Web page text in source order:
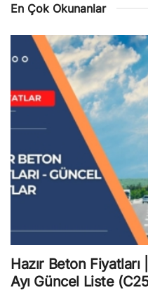
En Çok Okunanlar
Hazır Beton Fiyatları
Ayı Güncel Liste